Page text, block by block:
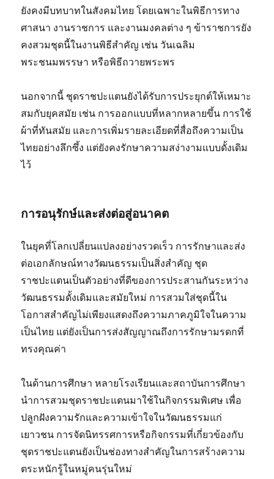
ยังคงมีบทบาทในสังคมไทย โดยเฉพาะในพิธีการทาง
ศาสนา งานราชการ และงานมงคลต่าง ๆ ข้าราชการยัง
คงสวมชุดนี้ในงานพิธีสำคัญ เช่น วันเฉลิม
พระชนมพรรษา หรือพิธีถวายพระพร
นอกจากนี้ ชุดราชปะแตนยังได้รับการประยุกต์ให้เหมาะ
สมกับยุคสมัย เช่น การออกแบบที่หลากหลายขึ้น การใช้
ผ้าที่ทันสมัย และการเพิ่มรายละเอียดที่สื่อถึงความเป็น
ไทยอย่างลึกซึ้ง แต่ยังคงรักษาความสง่างามแบบดั้งเดิม
ไว้
การอนุรักษ์และส่งต่อสู่อนาคต
ในยุคที่โลกเปลี่ยนแปลงอย่างรวดเร็ว การรักษาและส่ง
ต่อเอกลักษณ์ทางวัฒนธรรมเป็นสิ่งสำคัญ ชุด
ราชปะแตนเป็นตัวอย่างที่ดีของการประสานกันระหว่าง
วัฒนธรรมดั้งเดิมและสมัยใหม่ การสวมใส่ชุดนี้ใน
โอกาสสำคัญไม่เพียงแสดงถึงความภาคภูมิใจในความ
เป็นไทย แต่ยังเป็นการส่งสัญญาณถึงการรักษามรดกที่
ทรงคุณค่า
ในด้านการศึกษา หลายโรงเรียนและสถาบันการศึกษา
นำการสวมชุดราชปะแตนมาใช้ในกิจกรรมพิเศษ เพื่อ
ปลูกฝังความรักและความเข้าใจในวัฒนธรรมแก่
เยาวชน การจัดนิทรรศการหรือกิจกรรมที่เกี่ยวข้องกับ
ชุดราชปะแตนยังเป็นช่องทางสำคัญในการสร้างความ
ตระหนักรู้ในหมู่คนรุ่นใหม่